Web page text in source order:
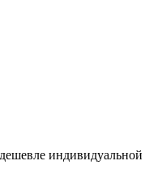
индивидуальной